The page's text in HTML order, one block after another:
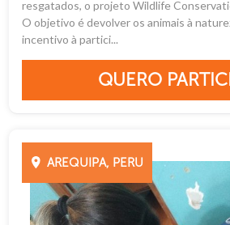
resgatados, o projeto Wildlife
O objetivo é devolver os animais à
incentivo à partici...
QUERO
AREQUIPA, PERU